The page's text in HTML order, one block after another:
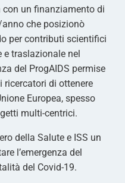
un finanziamento di
che posizionò
per contributi scientifici
e traslazionale nel
del ProgAIDS permise
ricercatori di ottenere
Europea, spesso
multi-centrici.
della Salute e ISS un
l’emergenza del
del Covid-19.